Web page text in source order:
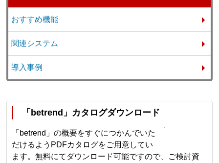
おすすめ機能
関連システム
導入事例
「betrend」カタログダウンロード
「betrend」の概要をすぐにつかんでいた
だけるようPDFカタログをご用意してい
ます。無料にてダウンロード可能ですので、ご検討資